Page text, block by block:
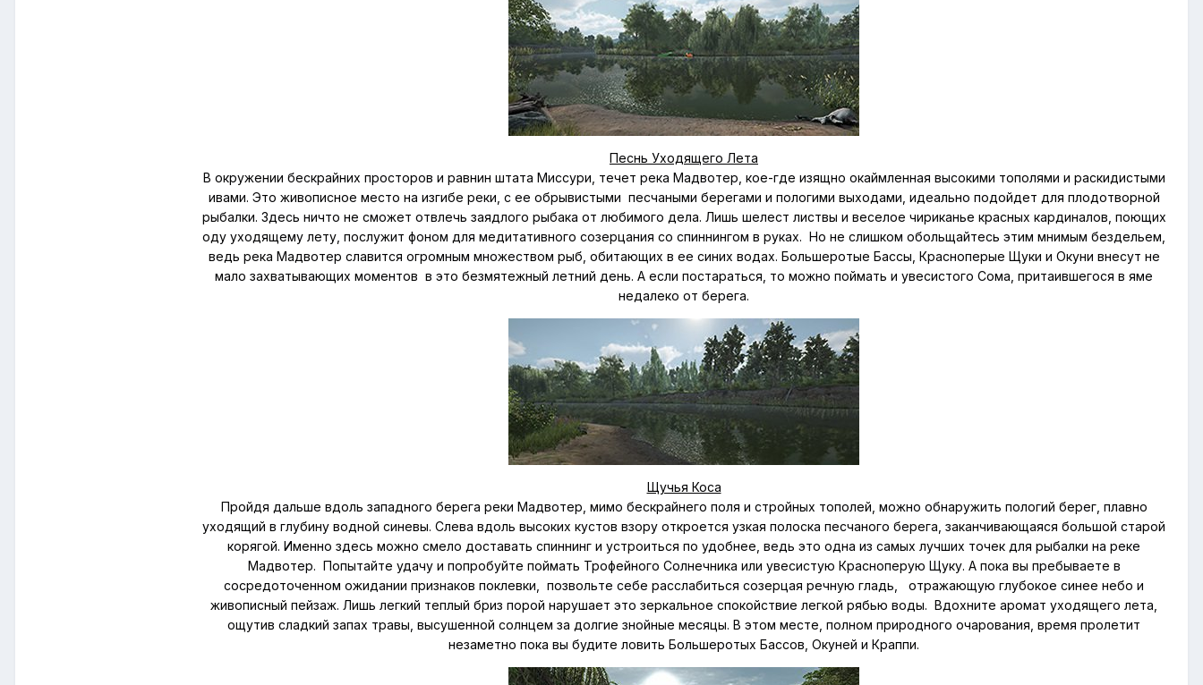
Песнь Уходящего Лета
В окружении бескрайних просторов и равнин штата Миссури, течет река Мадвотер, кое-где изящно окаймленная высокими тополями и раскидистыми
ивами. Это живописное место на изгибе реки, с ее обрывистыми песчаными берегами и пологими выходами, идеально подойдет для плодотворной
рыбалки. Здесь ничто не сможет отвлечь заядлого рыбака от любимого дела. Лишь шелест листвы и веселое чириканье красных кардиналов, поющих
оду уходящему лету, послужит фоном для медитативного созерцания со спиннингом в руках. Но не слишком обольщайтесь этим мнимым бездельем,
ведь река Мадвотер славится огромным множеством рыб, обитающих в ее синих водах. Большеротые Бассы, Красноперые Щуки и Окуни внесут не
мало захватывающих моментов в это безмятежный летний день. А если постараться, то можно поймать и увесистого Сома, притаившегося в яме
недалеко от берега.
Щучья Коса
Пройдя дальше вдоль западного берега реки Мадвотер, мимо бескрайнего поля и стройных тополей, можно обнаружить пологий берег, плавно
уходящий в глубину водной синевы. Слева вдоль высоких кустов взору откроется узкая полоска песчаного берега, заканчивающаяся большой старой
корягой. Именно здесь можно смело доставать спиннинг и устроиться по удобнее, ведь это одна из самых лучших точек для рыбалки на реке
Мадвотер. Попытайте удачу и попробуйте поймать Трофейного Солнечника или увесистую Красноперую Щуку. А пока вы пребываете в
сосредоточенном ожидании признаков поклевки, позвольте себе расслабиться созерцая речную гладь, отражающую глубокое синее небо и
живописный пейзаж. Лишь легкий теплый бриз порой нарушает это зеркальное спокойствие легкой рябью воды. Вдохните аромат уходящего лета,
ощутив сладкий запах травы, высушенной солнцем за долгие знойные месяцы. В этом месте, полном природного очарования, время пролетит
незаметно пока вы будите ловить Большеротых Бассов, Окуней и Краппи.